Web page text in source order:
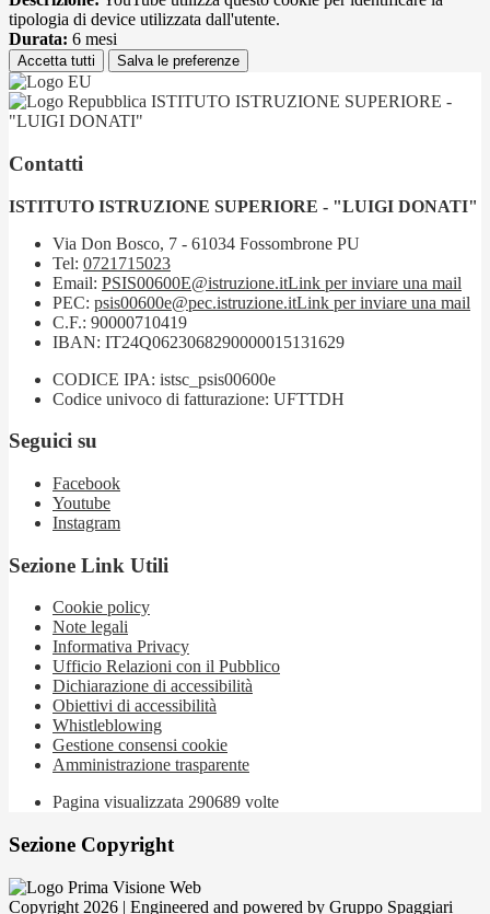
tipologia di device utilizzata dall'utente.
Durata: 6 mesi
Accetta tutti Salva le preferenze
ISTITUTO ISTRUZIONE SUPERIORE -
"LUIGI DONATI"
Contatti
ISTITUTO ISTRUZIONE SUPERIORE - "LUIGI DONATI"
Via Don Bosco, 7 - 61034 Fossombrone PU
Tel: 0721715023
Email: PSIS00600E@istruzione.itLink per inviare una mail
PEC: psis00600e@pec.istruzione.itLink per inviare una mail
C.F.: 90000710419
IBAN: IT24Q0623068290000015131629
CODICE IPA: istsc_psis00600e
Codice univoco di fatturazione: UFTTDH
Seguici su
Facebook
Youtube
Instagram
Sezione Link Utili
Cookie policy
Note legali
Informativa Privacy
Ufficio Relazioni con il Pubblico
Dichiarazione di accessibilità
Obiettivi di accessibilità
Whistleblowing
Gestione consensi cookie
Amministrazione trasparente
Pagina visualizzata 290689 volte
Sezione Copyright
Copyright 2026 | Engineered and powered by Gruppo Spaggiari